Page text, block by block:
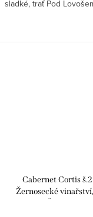
sladké, trať Pod
Cabernet Cortis
Žernosecké